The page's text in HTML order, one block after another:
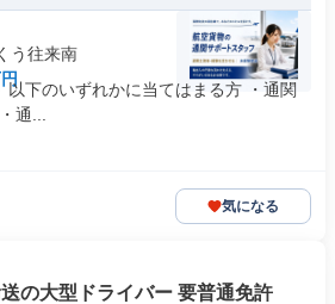
う往来南
以下のいずれかに当てはまる方 ・通関
通...
気になる
の大型ドライバー 要普通免許